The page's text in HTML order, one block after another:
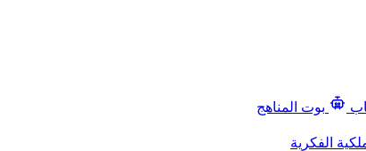
بوت المناهج
الفكرية